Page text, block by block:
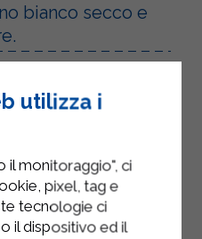
bianco secco e
alla volta,
e attendendo che
prima di
cotto al dente,
utilizza i
il monitoraggio", ci
pixel, tag e
tecnologie ci
il dispositivo ed il